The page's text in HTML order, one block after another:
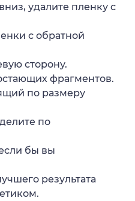
удалите пленку с
с обратной
сторону.
фрагментов.
по размеру
по
бы вы
результата